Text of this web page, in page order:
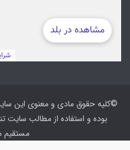
©کلیه حقوق مادی و معنوی این
بوده و استفاده از مطالب سایت
مستقیم